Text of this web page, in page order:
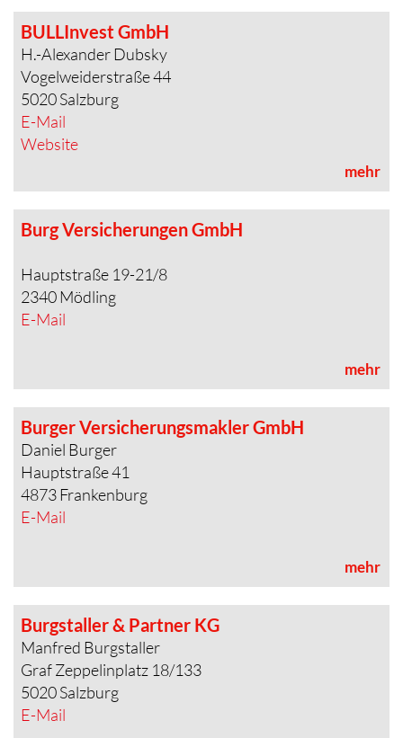
BULLInvest GmbH
H.-Alexander Dubsky
Vogelweiderstraße 44
5020 Salzburg
E-Mail
Website
mehr
Burg Versicherungen GmbH
Hauptstraße 19-21/8
2340 Mödling
E-Mail
mehr
Burger Versicherungsmakler GmbH
Daniel Burger
Hauptstraße 41
4873 Frankenburg
E-Mail
mehr
Burgstaller & Partner KG
Manfred Burgstaller
Graf Zeppelinplatz 18/133
5020 Salzburg
E-Mail